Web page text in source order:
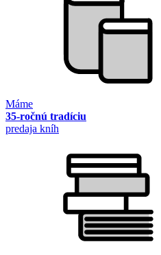
Máme
35-ročnú tradíciu
predaja kníh